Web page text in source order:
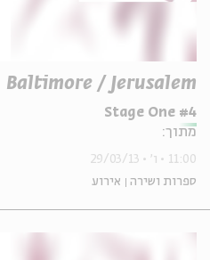
Baltimore / Jerusalem
מתוך:
Stage One #4
ספרות ושירה אירוע
11:00 ו' 29/03/13